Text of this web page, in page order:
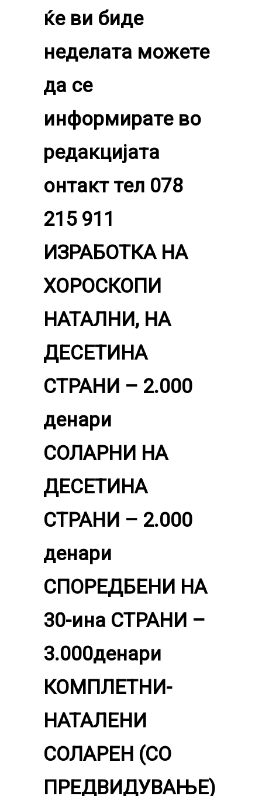
ќе ви биде
неделата можете
да се
информирате во
редакцијата
онтакт тел 078
215 911
ИЗРАБОТКА НА
ХОРОСКОПИ
НАТАЛНИ, НА
ДЕСЕТИНА
СТРАНИ – 2.000
денари
СОЛАРНИ НА
ДЕСЕТИНА
СТРАНИ – 2.000
денари
СПОРЕДБЕНИ НА
30-ина СТРАНИ –
3.000денари
КОМПЛЕТНИ-
НАТАЛЕНИ
СОЛАРЕН (СО
ПРЕДВИДУВАЊЕ)